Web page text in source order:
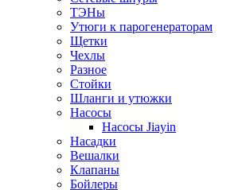
ТЭНы
Утюги к парогенераторам
Щетки
Чехлы
Разное
Стойки
Шланги и утюжки
Насосы
Насосы Jiayin
Насадки
Вешалки
Клапаны
Бойлеры